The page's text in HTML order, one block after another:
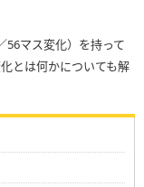
56マス変化）を持って
とは何かについても解